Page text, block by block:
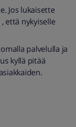
Jos lukaisette
että nykyiselle
palvelulla ja
kyllä pitää